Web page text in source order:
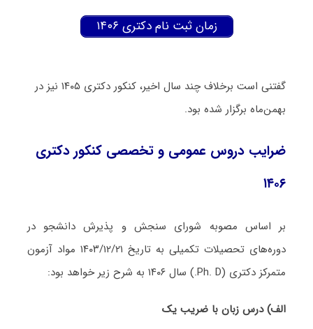
زمان ثبت نام دکتری ۱۴۰۶
گفتنی است برخلاف چند سال اخیر، کنکور دکتری ۱۴۰۵ نیز در
بهمن‌ماه برگزار شده بود.
ضرایب دروس عمومی و تخصصی کنکور دکتری
۱۴۰۶
بر اساس مصوبه شورای سنجش و پذیرش دانشجو در
دوره‌های تحصیلات تکمیلی به تاریخ ۱۴۰۳/۱۲/۲۱ مواد آزمون
متمرکز دکتری (Ph. D.) سال ۱۴۰۶ به شرح زیر خواهد بود:
الف) درس زبان با ضریب یک